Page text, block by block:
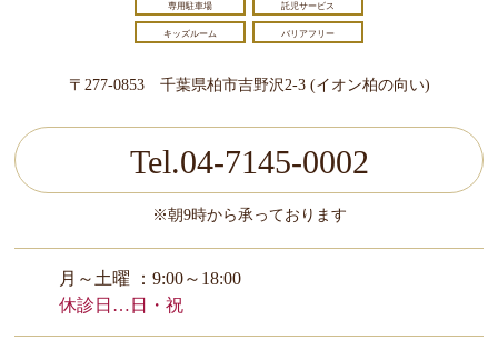
専用駐車場 託児サービス
キッズルーム バリアフリー
〒277-0853 千葉県柏市吉野沢2-3 (イオン柏の向い)
Tel.04-7145-0002
※朝9時から承っております
月～土曜 ：9:00～18:00
休診日…日・祝